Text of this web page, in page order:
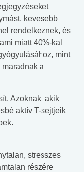
kevesebb
rendelkeznek, és
miatt 40%-kal
mint
a
Azoknak, akik
aktív T-sejtjeik
stresszes
részére